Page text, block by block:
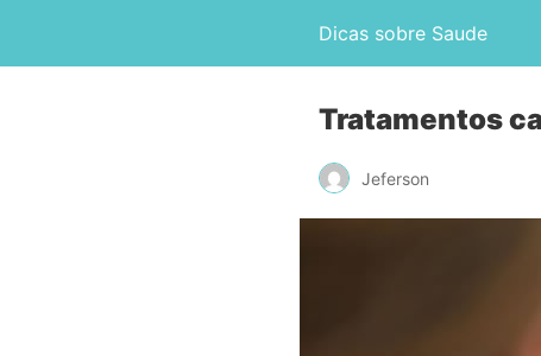
Dicas sobre Saude
Tratamentos
Jeferson